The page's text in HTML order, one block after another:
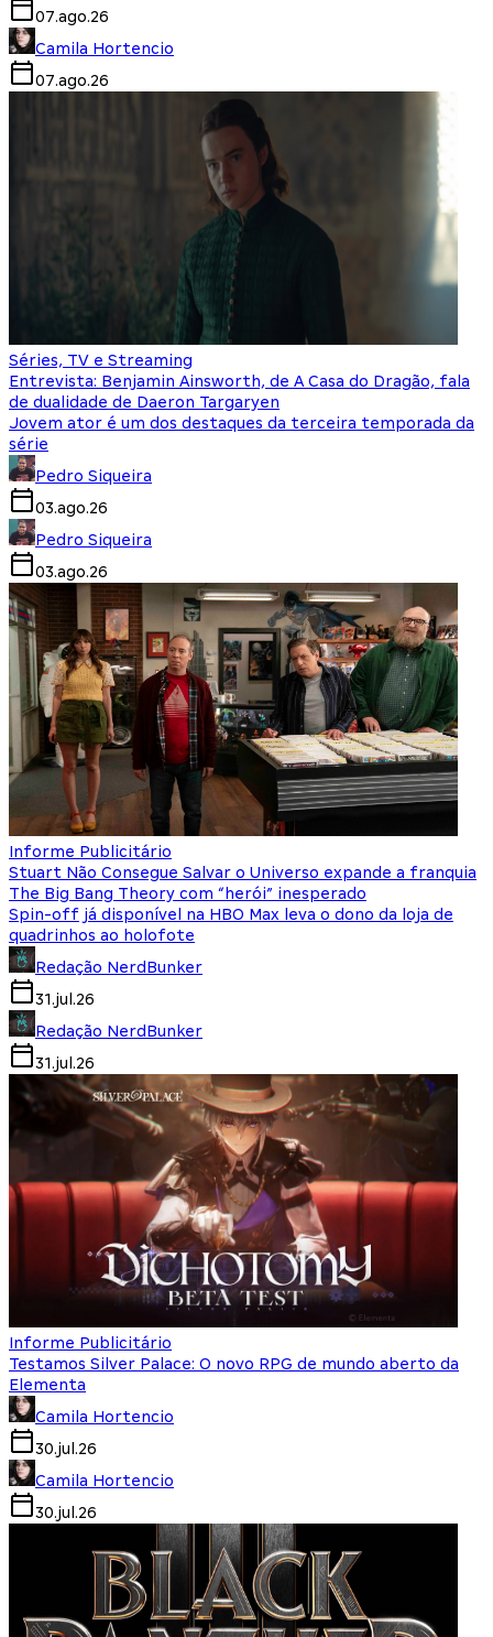
07.ago.26
Camila Hortencio
07.ago.26
Séries, TV e Streaming
Entrevista: Benjamin Ainsworth, de A Casa do Dragão, fala
de dualidade de Daeron Targaryen
Jovem ator é um dos destaques da terceira temporada da
série
Pedro Siqueira
03.ago.26
Pedro Siqueira
03.ago.26
Informe Publicitário
Stuart Não Consegue Salvar o Universo expande a franquia
The Big Bang Theory com “herói” inesperado
Spin-off já disponível na HBO Max leva o dono da loja de
quadrinhos ao holofote
Redação NerdBunker
31.jul.26
Redação NerdBunker
31.jul.26
Informe Publicitário
Testamos Silver Palace: O novo RPG de mundo aberto da
Elementa
Camila Hortencio
30.jul.26
Camila Hortencio
30.jul.26